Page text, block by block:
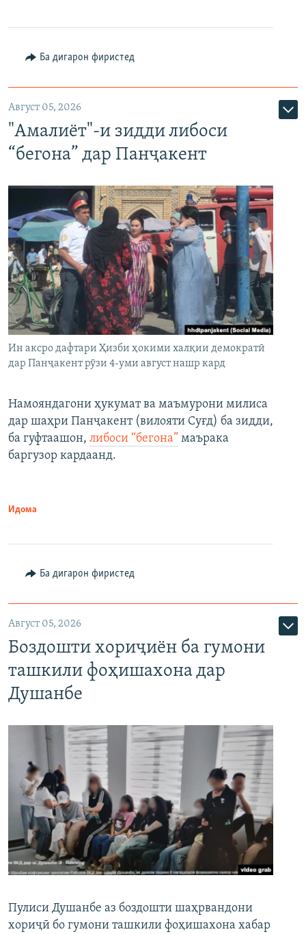
Ба дигарон фиристед
Август 05, 2026
"Амалиёт"-и зидди либоси
“бегона” дар Панҷакент
Ин аксро дафтари Ҳизби ҳокими халқии демократӣ
дар Панҷакент рӯзи 4-уми август нашр кард
Намояндагони ҳукумат ва маъмурони милиса
дар шаҳри Панҷакент (вилояти Суғд) ба зидди,
ба гуфтаашон, либоси “бегона” маърака
баргузор кардаанд.
Идома
Ба дигарон фиристед
Август 05, 2026
Боздошти хориҷиён ба гумони
ташкили фоҳишахона дар
Душанбе
Пулиси Душанбе аз боздошти шаҳрвандони
хориҷӣ бо гумони ташкили фоҳишахона хабар